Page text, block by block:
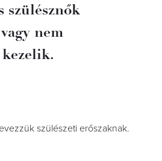
szülésznők
nem
szülészeti erőszaknak.